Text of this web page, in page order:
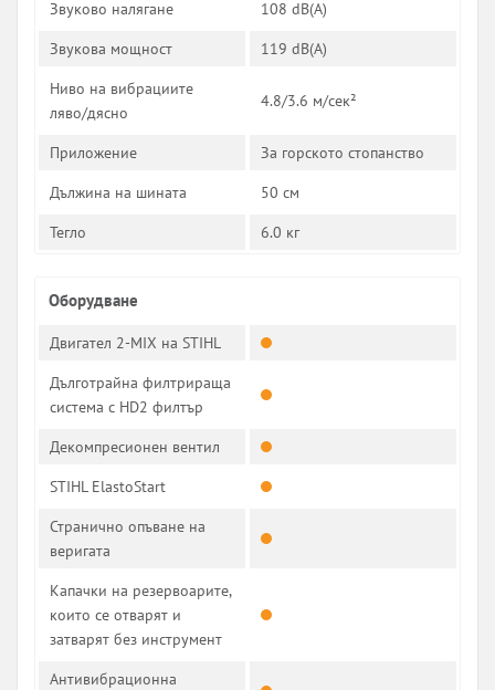
Звуково налягане
108 dB(A)
Звукова мощност
119 dB(A)
Ниво на вибрациите
ляво/дясно
4.8/3.6 м/сек²
Приложение
За горското стопанство
Дължина на шината
50 см
Тегло
6.0 кг
Оборудване
Двигател 2-MIX на STIHL
Дълготрайна филтрираща
система с HD2 филтър
Декомпресионен вентил
STIHL ElastoStart
Странично опъване на
веригата
Капачки на резервоарите,
които се отварят и
затварят без инструмент
Антивибрационна